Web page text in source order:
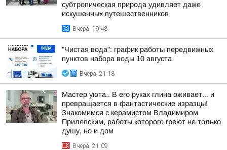
субтропическая природа удивляет даже
искушенных путешественников
Вчера, 19:48
"Чистая вода": график работы передвижных
пунктов набора воды 10 августа
Вчера, 21:18
Мастер уюта.. В его руках глина оживает... и
превращается в фантастические изразцы!
Знакомимся с керамистом Владимиром
Прилепским, работы которого греют не только
душу, но и дом
Вчера, 21:09